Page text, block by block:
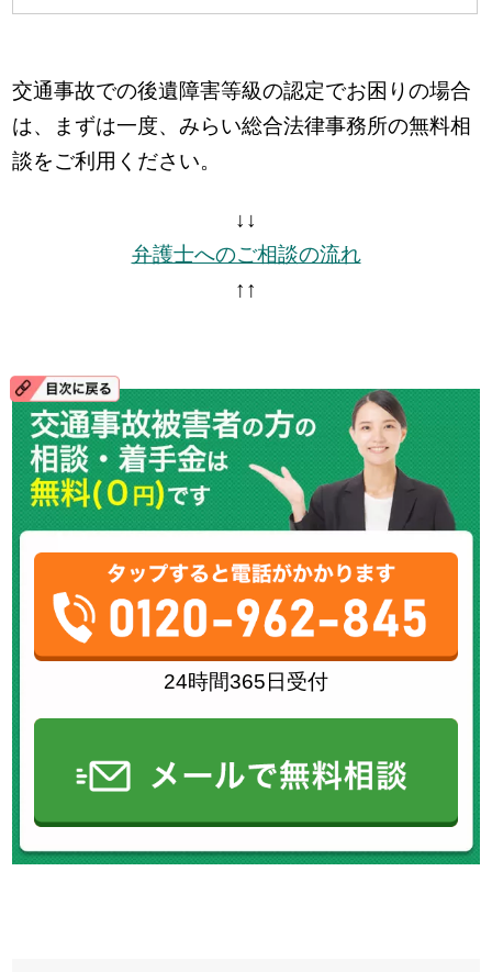
交通事故での後遺障害等級の認定でお困りの場合
は、まずは一度、みらい総合法律事務所の無料相
談をご利用ください。
↓↓
弁護士へのご相談の流れ
↑↑
24時間365日受付